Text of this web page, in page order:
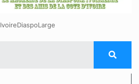
IvoireDiaspoLarge